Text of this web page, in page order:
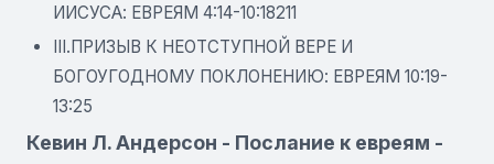
ИИСУСА: ЕВРЕЯМ 4:14-10:18211
III.ПРИЗЫВ К НЕОТСТУПНОЙ ВЕРЕ И
БОГОУГОДНОМУ ПОКЛОНЕНИЮ: ЕВРЕЯМ 10:19-
13:25
Кевин Л. Андерсон - Послание к евреям -